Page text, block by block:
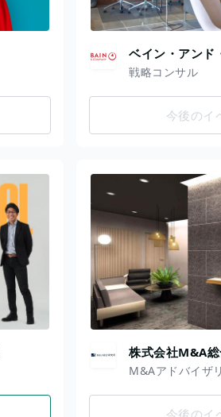
ベイン・アンド
戦略コンサル
今後のイ
株式会社M&A
M&Aアドバイザ
今後のイ